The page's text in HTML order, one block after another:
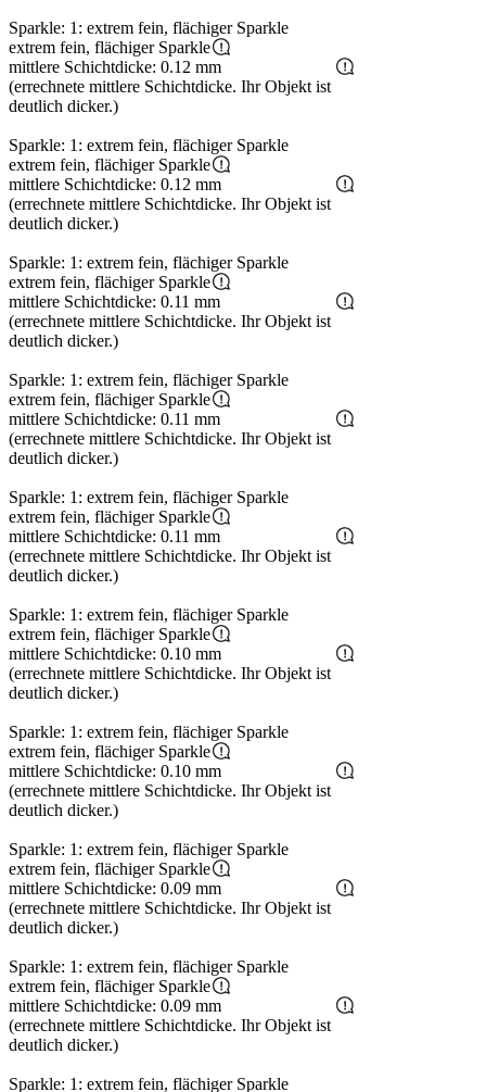
Sparkle: 1: extrem fein, flächiger Sparkle
extrem fein, flächiger Sparkle
mittlere Schichtdicke: 0.12 mm
(errechnete mittlere Schichtdicke. Ihr Objekt ist
deutlich dicker.)
Sparkle: 1: extrem fein, flächiger Sparkle
extrem fein, flächiger Sparkle
mittlere Schichtdicke: 0.12 mm
(errechnete mittlere Schichtdicke. Ihr Objekt ist
deutlich dicker.)
Sparkle: 1: extrem fein, flächiger Sparkle
extrem fein, flächiger Sparkle
mittlere Schichtdicke: 0.11 mm
(errechnete mittlere Schichtdicke. Ihr Objekt ist
deutlich dicker.)
Sparkle: 1: extrem fein, flächiger Sparkle
extrem fein, flächiger Sparkle
mittlere Schichtdicke: 0.11 mm
(errechnete mittlere Schichtdicke. Ihr Objekt ist
deutlich dicker.)
Sparkle: 1: extrem fein, flächiger Sparkle
extrem fein, flächiger Sparkle
mittlere Schichtdicke: 0.11 mm
(errechnete mittlere Schichtdicke. Ihr Objekt ist
deutlich dicker.)
Sparkle: 1: extrem fein, flächiger Sparkle
extrem fein, flächiger Sparkle
mittlere Schichtdicke: 0.10 mm
(errechnete mittlere Schichtdicke. Ihr Objekt ist
deutlich dicker.)
Sparkle: 1: extrem fein, flächiger Sparkle
extrem fein, flächiger Sparkle
mittlere Schichtdicke: 0.10 mm
(errechnete mittlere Schichtdicke. Ihr Objekt ist
deutlich dicker.)
Sparkle: 1: extrem fein, flächiger Sparkle
extrem fein, flächiger Sparkle
mittlere Schichtdicke: 0.09 mm
(errechnete mittlere Schichtdicke. Ihr Objekt ist
deutlich dicker.)
Sparkle: 1: extrem fein, flächiger Sparkle
extrem fein, flächiger Sparkle
mittlere Schichtdicke: 0.09 mm
(errechnete mittlere Schichtdicke. Ihr Objekt ist
deutlich dicker.)
Sparkle: 1: extrem fein, flächiger Sparkle